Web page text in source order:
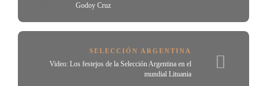
Godoy Cruz
SELECCIÓN ARGENTINA
Video: Los festejos de la Selección Argentina en el
mundial Lituania